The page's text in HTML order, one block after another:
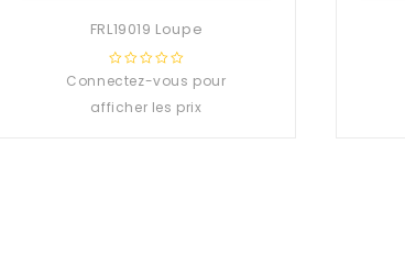
FRL19019 Loupe
0
Connectez-vous pour
afficher les prix